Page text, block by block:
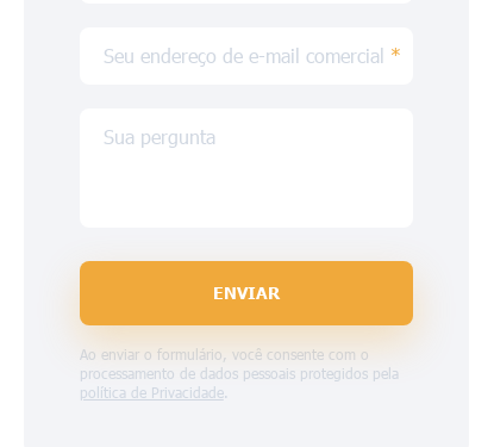
Seu endereço de e-mail comercial *
Sua pergunta
ENVIAR
Ao enviar o formulário, você consente com o
processamento de dados pessoais protegidos pela
política de Privacidade.